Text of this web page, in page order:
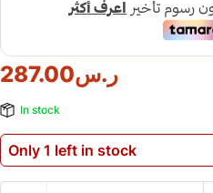
ر.س287.00
In stock
Only 1 left in stock